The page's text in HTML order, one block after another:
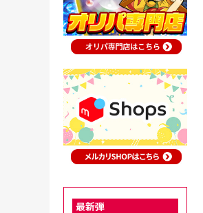
最新弾